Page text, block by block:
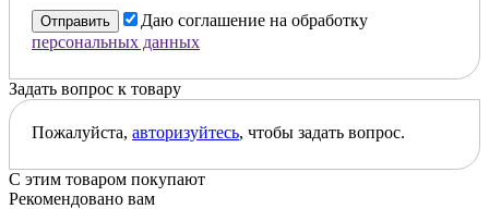
Отправить
Даю соглашение на обработку
персональных данных
Задать вопрос к товару
Пожалуйста, авторизуйтесь, чтобы задать вопрос.
С этим товаром покупают
Рекомендовано вам